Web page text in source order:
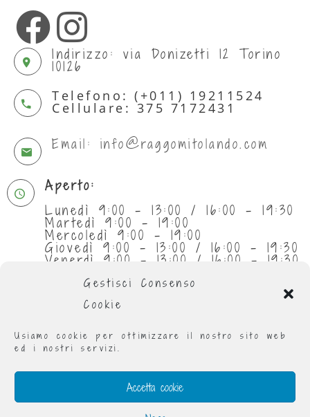
Gestisci Consenso
Cookie
Usiamo cookie per ottimizzare il nostro sito web
ed i nostri servizi.
Accetta cookie
Indirizzo: via Donizetti 12 Torino
10126
Telefono: (+011) 19211524
Cellulare: 375 7172431
Email: info@raggomitolando.com
Aperto:
Lunedì 9:00 - 13:00 / 16:00 - 19:30
Martedì 9:00 - 19:00
Mercoledì 9:00 - 19:00
Giovedì 9:00 - 13:00 / 16:00 - 19:30
Venerdì 9:00 - 13:00 / 16:00 - 19:30